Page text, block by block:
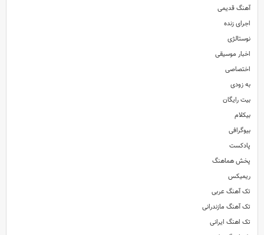
آهنگ قدیمی
اجرای زنده
نوستالژی
اخبار موسیقی
اختصاصی
به زودی
بیت رایگان
بیکلام
بیوگرافی
پادکست
پخش هماهنگ
ریمیکس
تک آهنگ عربی
تک آهنگ مازندرانی
تک اهنگ ایرانی